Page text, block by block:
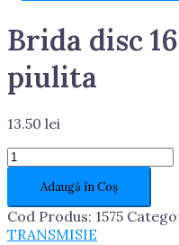
Brida disc
piulita
13.50 lei
Cantitate
Brida
16*82*110
cu
Adaugă în Coș
Cod Produs: 1575
TRANSMISIE